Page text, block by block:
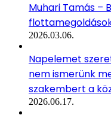
Muhari Tamás –
2026.03.06.
Napelemet
nem ismerünk
szakembert a
2026.06.17.